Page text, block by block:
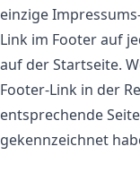
einzige
Link im Footer auf
auf der Startseite.
Footer-Link in der
entsprechende
gekennzeichnet